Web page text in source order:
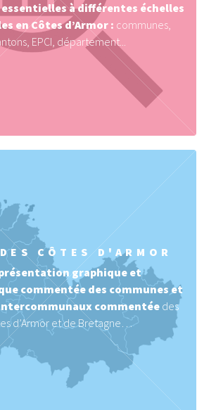
à différentes échelles
en Côtes d’Armor : communes,
EPCI, département...
CÔTES D'ARMOR
graphique et
commentée des communes et
commentée des
d’Armor et de Bretagne…